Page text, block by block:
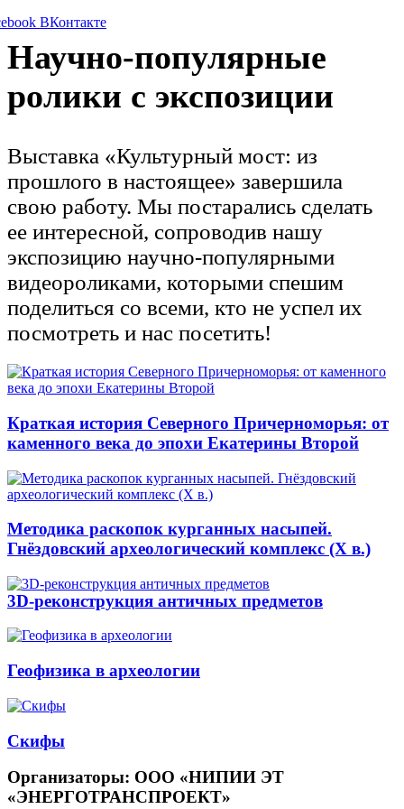
ВКонтакте
Научно-популярные
ролики с экспозиции
Выставка «Культурный мост: из
прошлого в настоящее» завершила
свою работу. Мы постарались сделать
ее интересной, сопроводив нашу
экспозицию научно-популярными
видеороликами, которыми спешим
поделиться со всеми, кто не успел их
посмотреть и нас посетить!
Краткая история Северного Причерноморья: от
каменного века до эпохи Екатерины Второй
Методика раскопок курганных насыпей.
Гнёздовский археологический комплекс (Х в.)
3D-реконструкция античных предметов
Геофизика в археологии
Скифы
Организаторы: ООО «НИПИИ ЭТ
«ЭНЕРГОТРАНСПРОЕКТ»